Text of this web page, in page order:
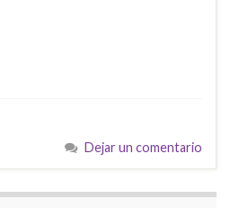
Dejar un comentario